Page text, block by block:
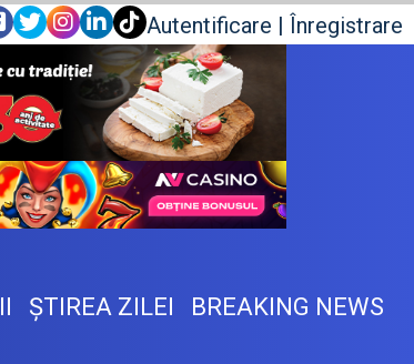
Autentificare | Înregistrare
ŞTIREA ZILEI BREAKING NEWS